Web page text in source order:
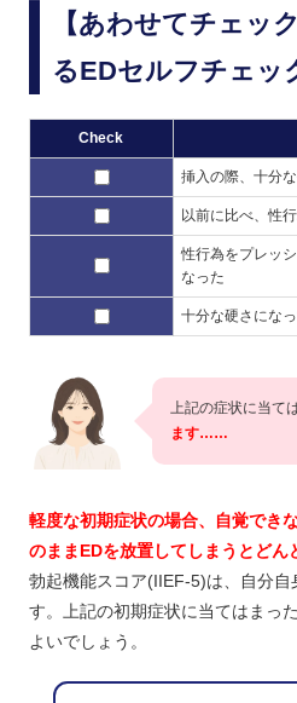
【あわせてチェッ
るEDセルフチェッ
Check
挿入の際、十分
以前に比べ、性
性行為をプレッ
なった
十分な硬さにな
上記の症状に当て
ます……
軽度な初期症状の場合、自覚でき
のままEDを放置してしまうとどん
勃起機能スコア(IIEF-5)は、自分
す。上記の初期症状に当てはまっ
よいでしょう。